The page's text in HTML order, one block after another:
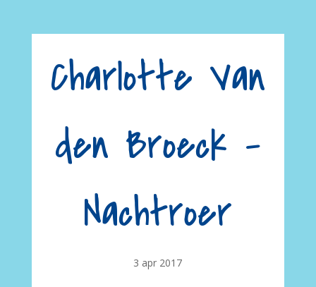
Charlotte Van
den Broeck –
Nachtroer
3 apr 2017